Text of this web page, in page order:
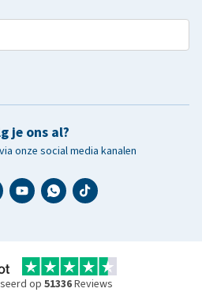
je ons al?
onze social media kanalen
op 51336Reviews